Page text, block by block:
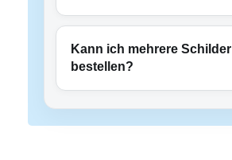
Kann ich mehrere Schilder
bestellen?